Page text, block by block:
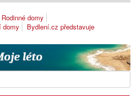
Rodinné domy
domy
Bydlení.cz představuje